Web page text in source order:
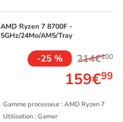
AMD Ryzen 7 8700F -
5GHz/24Mo/AM5/Tray
-25 % 214€100
159€99
Gamme processeur : AMD Ryzen 7
Utilisation : Gamer